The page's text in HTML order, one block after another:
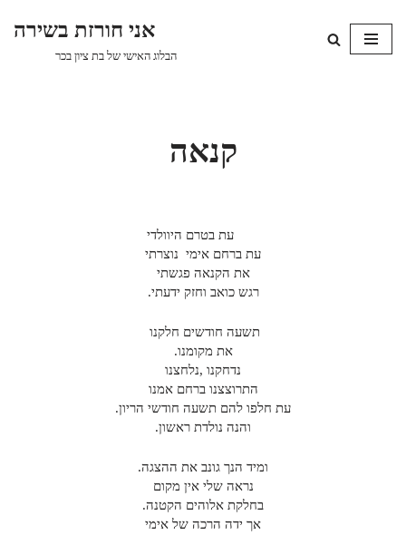
Skip
אני חורזת בשירה
הבלוג האישי של בת ציון בכר
קנאה
עת בטרם היוולדי
עת ברחם אימי נוצרתי
את הקנאה פגשתי
רגש כואב וחזק ידעתי.
תשעה חודשים חלקנו
את מקומנו.
נדחקנו ,נלחצנו
התרוצצנו ברחם אמנו
עת חלפו להם תשעה חודשי הריון.
והנה נולדת ראשון.
ומיד הנך גונב את ההצגה.
נראה שלי אין מקום
בחלקת אלוהים הקטנה.
אך ידה הרכה של אימי